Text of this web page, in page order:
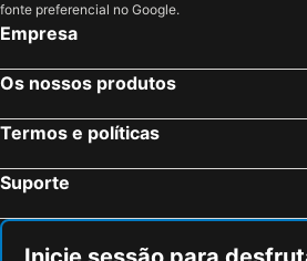
fonte preferencial no Google.
Empresa
Os nossos produtos
Termos e políticas
Suporte